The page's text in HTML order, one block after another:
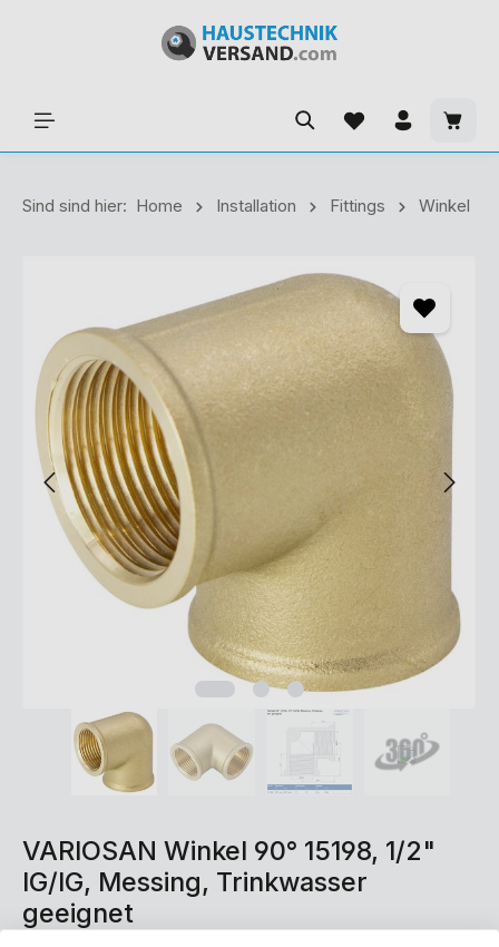
Sind sind hier: Home Installation Fittings Winkel
VARIOSAN Winkel 90° 15198, 1/2"
IG/IG, Messing, Trinkwasser
geeignet